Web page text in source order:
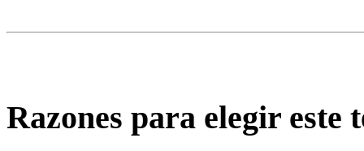
Razones para elegir este